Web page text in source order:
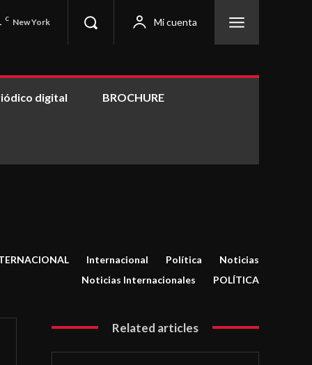
C New York Mi cuenta
digital BROCHURE
Internacional Política
Noticias
Noticias Internacionales
POLÍTICA
Related articles